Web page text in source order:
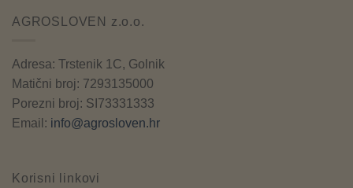
AGROSLOVEN z.o.o.
Adresa: Trstenik 1C, Golnik
Matični broj: 7293135000
Porezni broj: SI73331333
Email: info@agrosloven.hr
Korisni linkovi